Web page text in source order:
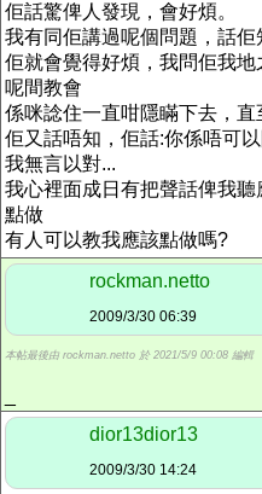
佢話驚俾人發現，會好煩。
我有同佢講過呢個問題，話佢
佢就會覺得好煩，我問佢我
呢間教會
係咪諗住一直咁隱瞞下去，
佢又話唔知，佢話:你係唔可
我無言以對...
我心裡面成日有把聲話俾我
點做
有人可以教我應該點做嗎?
rockman.netto
2009/3/30 06:39
本帖最後由 rockman.netto 於 2021/5/9 00:08 編輯
dior13dior13
2009/3/30 14:24